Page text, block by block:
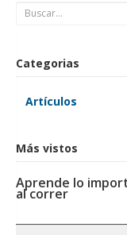
Categorias
Artículos
Más vistos
Aprende lo
al correr